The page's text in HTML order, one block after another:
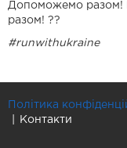
Допоможемо разом!
разом! ??
#runwithukraine
Політика
Контакти